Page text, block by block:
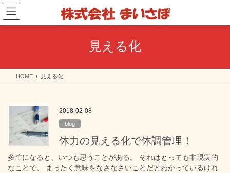
コ
ン
テ
ス
ナ
ビ
ゲ
ン
見える化
HOME 見える化
2018-02-08
blog
体力の見える化で体調管理！
多忙になると、いつも思うことがある。 それはとっても非現実的
なことで、 まったく意味をなさなさいことだとわかっているけれ